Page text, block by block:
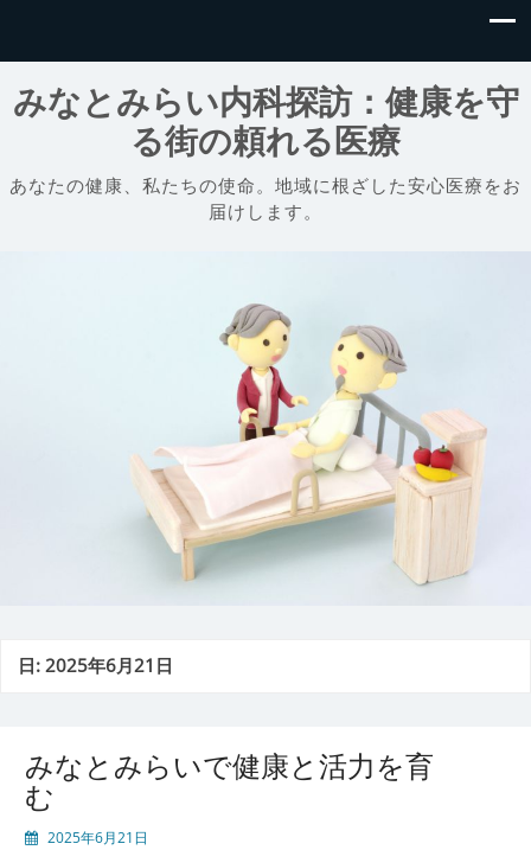
みなとみらい内科探訪：健康を守
る街の頼れる医療
あなたの健康、私たちの使命。地域に根ざした安心医療をお
届けします。
日:2025年6月21日
みなとみらいで健康と活力を育
む
2025年6月21日